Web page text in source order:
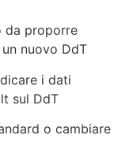
da proporre
nuovo DdT
i dati
sul DdT
o cambiare